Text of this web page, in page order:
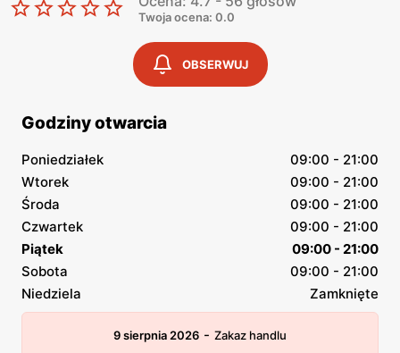
Twoja ocena: 0.0
OBSERWUJ
Godziny otwarcia
Poniedziałek
09:00 - 21:00
Wtorek
09:00 - 21:00
Środa
09:00 - 21:00
Czwartek
09:00 - 21:00
Piątek
09:00 - 21:00
Sobota
09:00 - 21:00
Niedziela
Zamknięte
9 sierpnia 2026 - Zakaz handlu